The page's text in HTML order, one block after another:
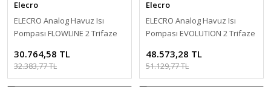
Elecro
ELECRO Analog Havuz Isı
Pompası FLOWLINE 2 Trifaze
30.764,58 TL
32.383,77 TL
Elecro
ELECRO Analog Havuz Isı
Pompası EVOLUTION 2 Trifaze
48.573,28 TL
51.129,77 TL